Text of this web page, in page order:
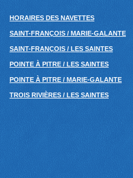
HORAIRES DES NAVETTES
SAINT-FRANÇOIS / MARIE-GALANTE
SAINT-FRANÇOIS / LES SAINTES
POINTE À PITRE / LES SAINTES
POINTE À PITRE / MARIE-GALANTE
TROIS RIVIÈRES / LES SAINTES